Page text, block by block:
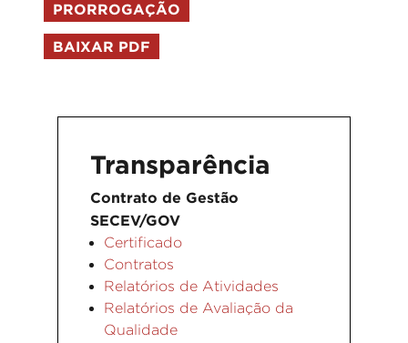
PRORROGAÇÃO
BAIXAR PDF
Transparência
Contrato de Gestão
SECEV/GOV
Certificado
Contratos
Relatórios de Atividades
Relatórios de Avaliação da
Qualidade